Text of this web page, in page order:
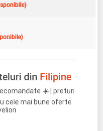
din Filipine
☀️ | preturi
cele mai bune oferte